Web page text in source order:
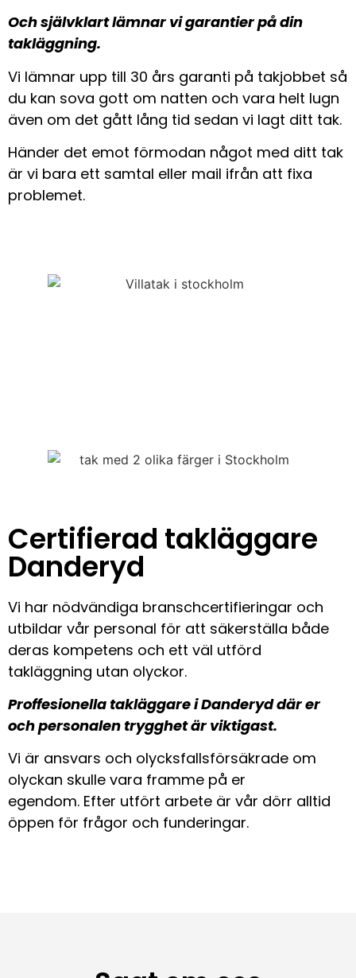
Och självklart lämnar vi garantier på din
takläggning.
Vi lämnar upp till 30 års garanti på takjobbet så
du kan sova gott om natten och vara helt lugn
även om det gått lång tid sedan vi lagt ditt tak.
Händer det emot förmodan något med ditt tak
är vi bara ett samtal eller mail ifrån att fixa
problemet.
Certifierad takläggare
Danderyd
Vi har nödvändiga branschcertifieringar och
utbildar vår personal för att säkerställa både
deras kompetens och ett väl utförd
takläggning utan olyckor.
Proffesionella takläggare i Danderyd där er
och personalen trygghet är viktigast.
Vi är ansvars och olycksfallsförsäkrade om
olyckan skulle vara framme på er
egendom. Efter utfört arbete är vår dörr alltid
öppen för frågor och funderingar.